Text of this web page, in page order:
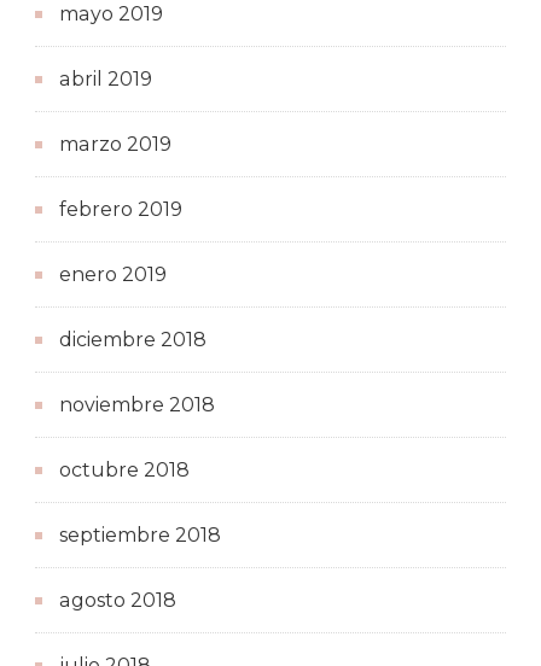
mayo 2019
abril 2019
marzo 2019
febrero 2019
enero 2019
diciembre 2018
noviembre 2018
octubre 2018
septiembre 2018
agosto 2018